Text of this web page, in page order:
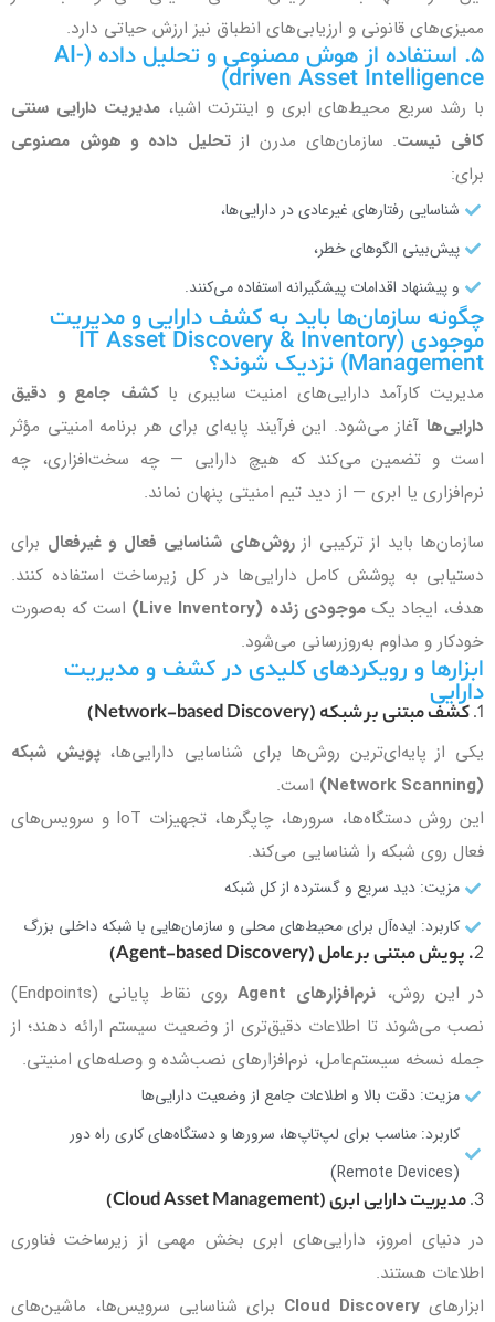
ممیزی‌های قانونی و ارزیابی‌های انطباق نیز ارزش حیاتی دارد.
۵. استفاده از هوش مصنوعی و تحلیل داده (AI-
driven Asset Intelligence)
با رشد سریع محیط‌های ابری و اینترنت اشیا، مدیریت دارایی سنتی
کافی نیست. سازمان‌های مدرن ازتحلیل داده و هوش مصنوعی
برای:
شناسایی رفتارهای غیرعادی در دارایی‌ها،
پیش‌بینی الگوهای خطر،
و پیشنهاد اقدامات پیشگیرانه استفاده می‌کنند.
چگونه سازمان‌ها باید به کشف دارایی و مدیریت
موجودی (IT Asset Discovery & Inventory
Management) نزدیک شوند؟
مدیریت کارآمد دارایی‌های امنیت سایبری باکشف جامع و دقیق
دارایی‌ها آغاز می‌شود. این فرآیند پایه‌ای برای هر برنامه امنیتی مؤثر
است و تضمین می‌کند که هیچ دارایی — چه سخت‌افزاری، چه
نرم‌افزاری یا ابری — از دید تیم امنیتی پنهان نماند.
سازمان‌ها باید از ترکیبی ازروش‌های شناسایی فعال و غیرفعال برای
دستیابی به پوشش کامل دارایی‌ها در کل زیرساخت استفاده کنند.
هدف، ایجاد یکموجودی زنده (Live Inventory)
است که به‌صورت
خودکار و مداوم به‌روزرسانی می‌شود.
ابزارها و رویکردهای کلیدی در کشف و مدیریت
دارایی
1. کشف مبتنی بر شبکه (Network-based Discovery)
یکی از پایه‌ای‌ترین روش‌ها برای شناسایی دارایی‌ها،پویش شبکه
(Network Scanning)
است.
این روش دستگاه‌ها، سرورها، چاپگرها، تجهیزات IoT و سرویس‌های
فعال روی شبکه را شناسایی می‌کند.
مزیت: دید سریع و گسترده از کل شبکه
کاربرد: ایده‌آل برای محیط‌های محلی و سازمان‌هایی با شبکه داخلی بزرگ
2
.پویش مبتنی بر عامل (Agent-based Discovery)
در این روش، نرم‌افزارهای Agent
روی نقاط پایانی (Endpoints)
نصب می‌شوند تا اطلاعات دقیق‌تری از وضعیت سیستم ارائه دهند؛ از
جمله نسخه سیستم‌عامل، نرم‌افزارهای نصب‌شده و وصله‌های امنیتی.
مزیت: دقت بالا و اطلاعات جامع از وضعیت دارایی‌ها
کاربرد: مناسب برای لپ‌تاپ‌ها، سرورها و دستگاه‌های کاری راه دور
(Remote Devices)
3. مدیریت دارایی ابری (Cloud Asset Management)
در دنیای امروز، دارایی‌های ابری بخش مهمی از زیرساخت فناوری
اطلاعات هستند.
ابزارهای Cloud Discovery برای شناسایی سرویس‌ها، ماشین‌های